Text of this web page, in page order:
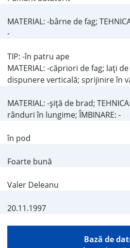
MATERIAL: -bârne de fag;
-
TIP: -în patru ape
MATERIAL: -căpriori de fag; laţi
dispunere verticală; sprijinire în
MATERIAL: -şiţă de brad;
rânduri în lungime; ÎMBINARE: -
în pod
Foarte bună
Valer Deleanu
20.11.1997
Bază de